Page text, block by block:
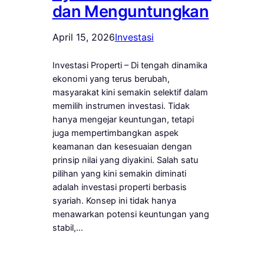
dan Menguntungkan
April 15, 2026Investasi
Investasi Properti – Di tengah dinamika
ekonomi yang terus berubah,
masyarakat kini semakin selektif dalam
memilih instrumen investasi. Tidak
hanya mengejar keuntungan, tetapi
juga mempertimbangkan aspek
keamanan dan kesesuaian dengan
prinsip nilai yang diyakini. Salah satu
pilihan yang kini semakin diminati
adalah investasi properti berbasis
syariah. Konsep ini tidak hanya
menawarkan potensi keuntungan yang
stabil,…